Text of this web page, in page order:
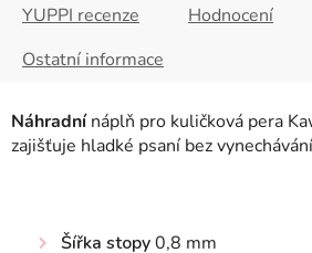
YUPPI recenze
Hodnocení
Ostatní informace
Náhradnínáplň pro kuličková pera
zajišťuje hladké psaní bez
Šířka stopy0,8 mm